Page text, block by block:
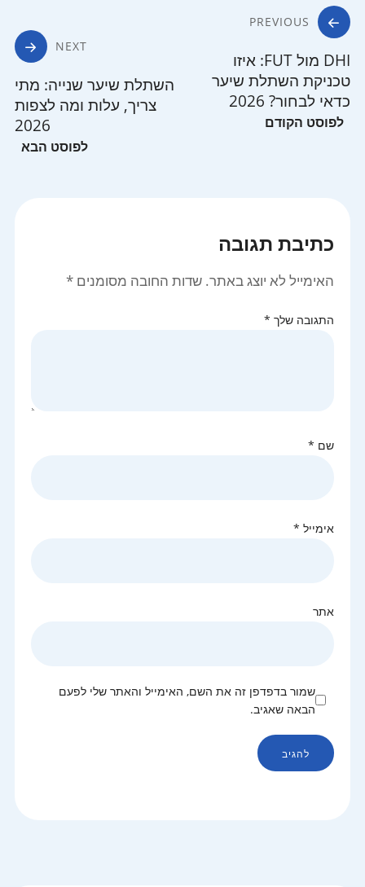
ניווט
PREVIOUS
DHI מול FUT: איזו
טכניקת השתלת שיער
כדאי לבחור? 2026
NEXT
השתלת שיער שנייה: מתי
צריך, עלות ומה לצפות
2026
כתיבת תגובה
האימייל לא יוצג באתר. שדות החובה מסומנים *
התגובה שלך *
שם *
אימייל *
אתר
שמור בדפדפן זה את השם, האימייל והאתר שלי לפעם
הבאה שאגיב.